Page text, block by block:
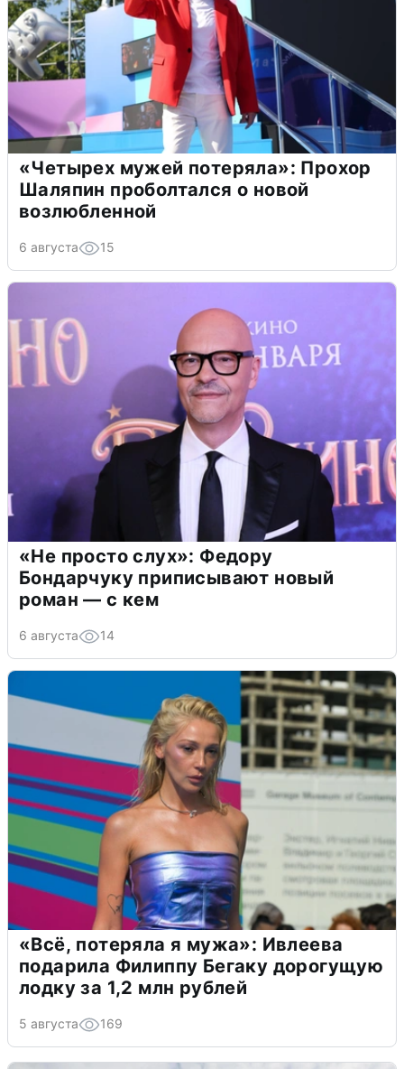
«Четырех мужей потеряла»: Прохор
Шаляпин проболтался о новой
возлюбленной
6 августа 15
«Не просто слух»: Федору
Бондарчуку приписывают новый
роман — с кем
6 августа 14
«Всё, потеряла я мужа»: Ивлеева
подарила Филиппу Бегаку дорогущую
лодку за 1,2 млн рублей
5 августа 169